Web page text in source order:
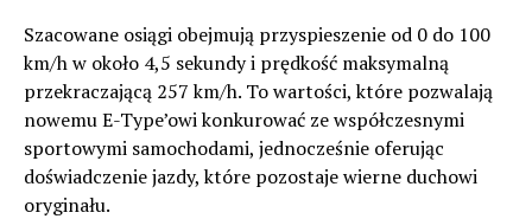
Szacowane osiągi obejmują przyspieszenie od 0 do 100
km/h w około 4,5 sekundy i prędkość maksymalną
przekraczającą 257 km/h. To wartości, które pozwalają
nowemu E-Type’owi konkurować ze współczesnymi
sportowymi samochodami, jednocześnie oferując
doświadczenie jazdy, które pozostaje wierne duchowi
oryginału.